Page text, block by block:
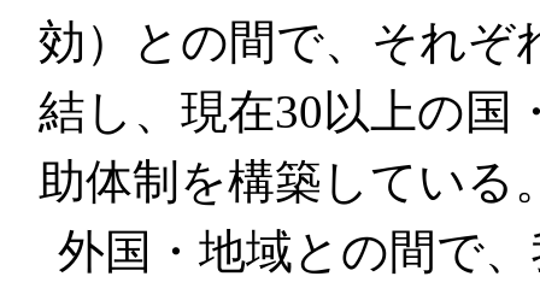
効）との間で、それぞ
結し、現在30以上の国
助体制を構築している
外国・地域との間で